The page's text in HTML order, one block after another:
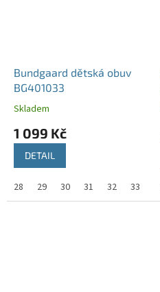
Bundgaard dětská obuv
BG401033
Skladem
1 099 Kč
DETAIL
28 29 30 31 32 33